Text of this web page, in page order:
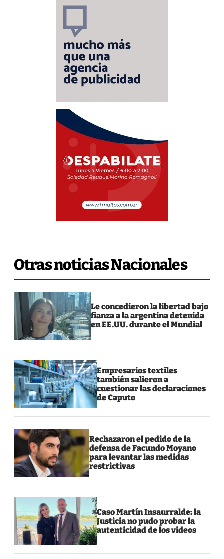
Otras noticias Nacionales
Le concedieron la libertad bajo
fianza a la argentina detenida
en EE.UU. durante el Mundial
Empresarios textiles
también salieron a
cuestionar las declaraciones
de Caputo
Rechazaron el pedido de la
defensa de Facundo Moyano
para levantar las medidas
restrictivas
Caso Martín Insaurralde: la
Justicia no pudo probar la
autenticidad de los videos